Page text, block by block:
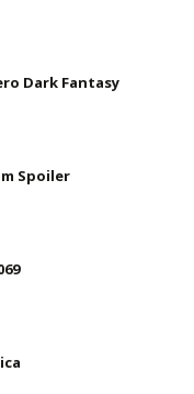
Dark Fantasy
Spoiler